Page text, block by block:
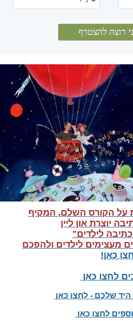
הקורס השלם, המקיף
יוצרת און ליין
לילדים"
מעצימים לילדים ולהפכם
כאן!
לחצו כאן
שלכם - לחצו כאן
לחצו כאן